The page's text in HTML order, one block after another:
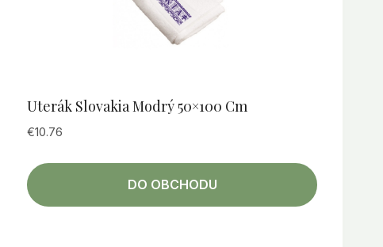
Uterák Slovakia Modrý 50×100 Cm
€10.76
DO OBCHODU